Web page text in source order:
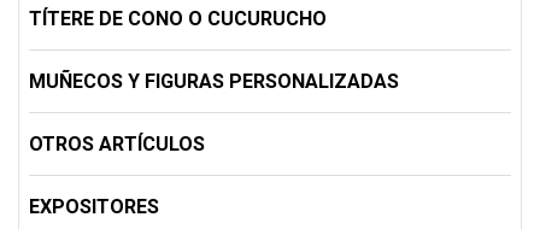
TÍTERE DE CONO O CUCURUCHO
MUÑECOS Y FIGURAS PERSONALIZADAS
OTROS ARTÍCULOS
EXPOSITORES